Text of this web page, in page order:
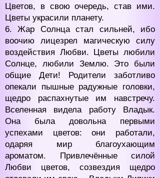
Цветов, в свою очередь, став ими.
Цветы украсили планету.
6. Жар Солнца стал сильней, ибо
воочию лицезрел магическую силу
воздействия Любви. Цветы любили
Солнце, любили Землю. Это были
общие Дети! Родители заботливо
опекали пышные радужные головки,
щедро распахнутые им навстречу.
Вселенная видела работу Владык.
Она была довольна первыми
успехами цветов: они работали,
одаряя мир благоухающим
ароматом. Привлечённые силой
Любви цветов, созвездия щедро